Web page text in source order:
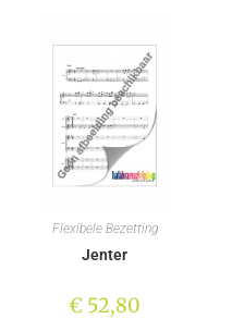
Flexibele Bezetting
Jenter
€ 52,80